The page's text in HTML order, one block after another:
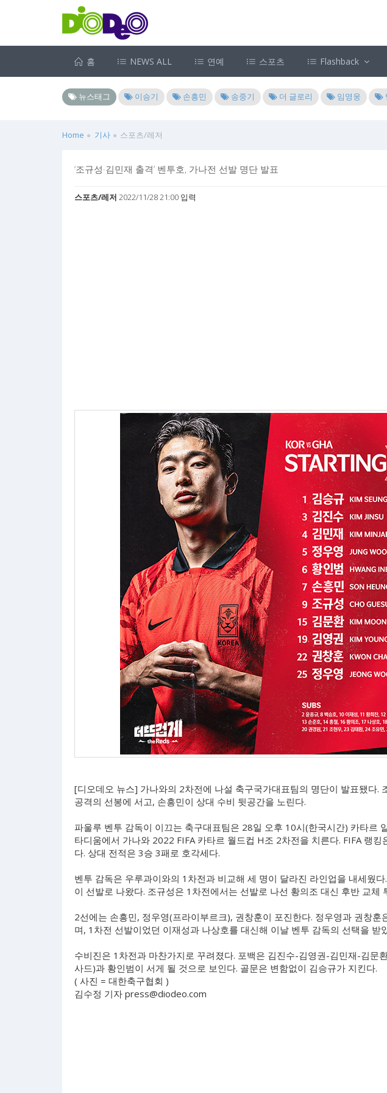
홈 NEWS ALL 연예 스포츠 Flashback
뉴스태그 이승기 손흥민 송중기 더 글로리 임영웅
Home 기사 스포츠/레저
‘조규성·김민재 출격’ 벤투호, 가나전 선발 명단 발표
스포츠/레저 2022/11/28 21:00 입력
[디오데오 뉴스] 가나와의 2차전에 나설 축구국가대표팀의 명단이 발표됐다.
공격의 선봉에 서고, 손흥민이 상대 수비 뒷공간을 노린다.
파울루 벤투 감독이 이끄는 축구대표팀은 28일 오후 10시(한국시간) 카타르
타디움에서 가나와 2022 FIFA 카타르 월드컵 H조 2차전을 치른다. FIFA 랭
다. 상대 전적은 3승 3패로 호각세다.
벤투 감독은 우루과이와의 1차전과 비교해 세 명이 달라진 라인업을 내세웠
이 선발로 나왔다. 조규성은 1차전에서는 선발로 나선 황의조 대신 후반 교체
2선에는 손흥민, 정우영(프라이부르크), 권창훈이 포진한다. 정우영과 권창훈
며, 1차전 선발이었던 이재성과 나상호를 대신해 이날 벤투 감독의 선택을 받
수비진은 1차전과 마찬가지로 꾸려졌다. 포백은 김진수-김영권-김민재-김문
사드)과 황인범이 서게 될 것으로 보인다. 골문은 변함없이 김승규가 지킨다.
( 사진 = 대한축구협회 )
김수정 기자 press@diodeo.com